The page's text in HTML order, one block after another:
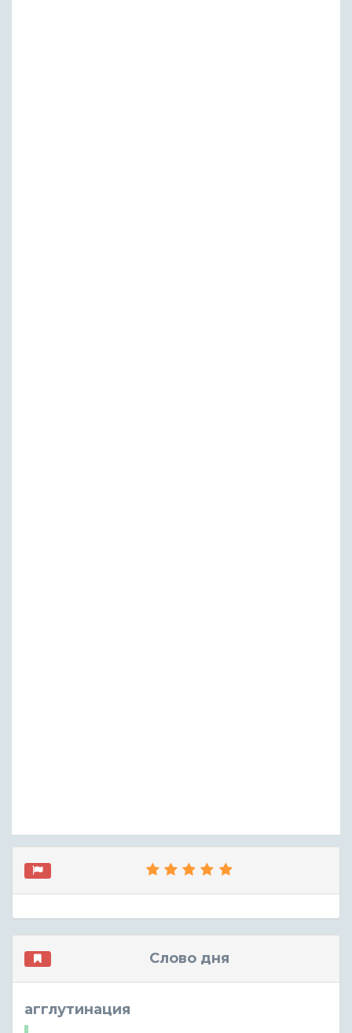
Слово дня
агглутинация